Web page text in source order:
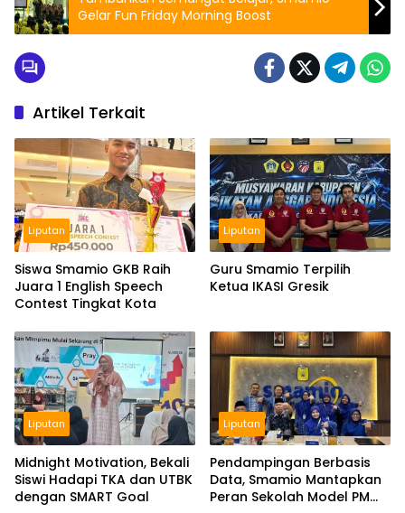
Gelar Fun Friday Morning Boost
Artikel Terkait
Liputan
Siswa Smamio GKB Raih
Juara 1 English Speech
Contest Tingkat Kota
Liputan
Guru Smamio Terpilih
Ketua IKASI Gresik
Liputan
Midnight Motivation, Bekali
Siswi Hadapi TKA dan UTBK
dengan SMART Goal
Liputan
Pendampingan Berbasis
Data, Smamio Mantapkan
Peran Sekolah Model PM